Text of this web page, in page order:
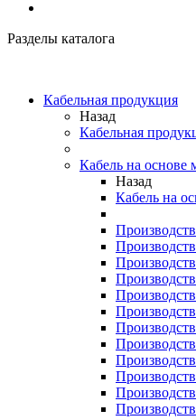
Разделы каталога
Кабельная продукция
Назад
Кабельная
Кабель на основе
Назад
Кабель на